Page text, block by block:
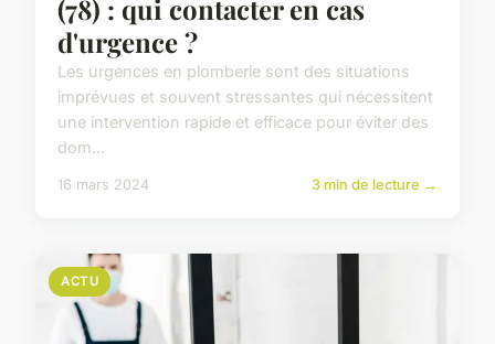
(78) : qui contacter en cas
d'urgence ?
Les urgences en plomberie sont des situations
imprévues et souvent stressantes qui nécessitent
une intervention rapide et efficace pour éviter des
dom...
16 mars 2024 3 min de lecture →
ACTU